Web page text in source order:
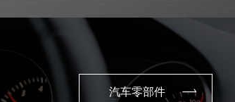
汽车零部件